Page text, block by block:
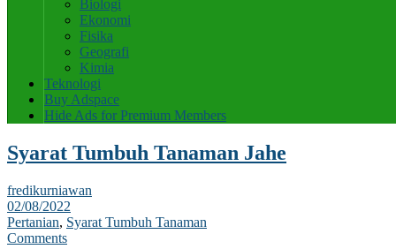
Biologi
Ekonomi
Fisika
Geografi
Kimia
Teknologi
Buy Adspace
Hide Ads for Premium Members
Syarat Tumbuh Tanaman Jahe
fredikurniawan
02/08/2022
Pertanian, Syarat Tumbuh Tanaman
Comments